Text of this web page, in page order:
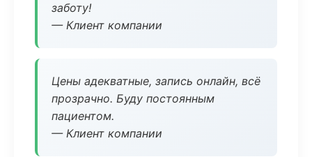
заботу!
— Клиент компании
Цены адекватные, запись онлайн, всё
прозрачно. Буду постоянным
пациентом.
— Клиент компании